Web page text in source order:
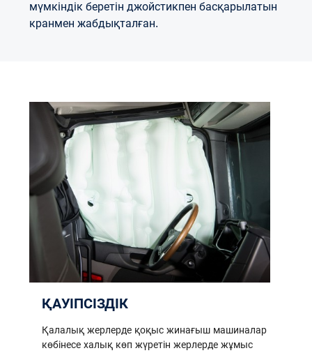
мүмкіндік беретін джойстикпен басқарылатын
кранмен жабдықталған.
ҚАУІПСІЗДІК
Қалалық жерлерде қоқыс жинағыш машиналар
көбінесе халық көп жүретін жерлерде жұмыс